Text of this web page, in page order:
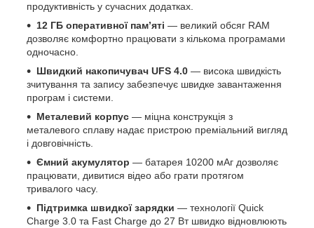
продуктивність у сучасних додатках.
12 ГБ оперативної пам’яті — великий обсяг RAM
дозволяє комфортно працювати з кількома програмами
одночасно.
Швидкий накопичувач UFS 4.0 — висока швидкість
зчитування та запису забезпечує швидке завантаження
програм і системи.
Металевий корпус — міцна конструкція з
металевого сплаву надає пристрою преміальний вигляд
і довговічність.
Ємний акумулятор — батарея 10200 мАг дозволяє
працювати, дивитися відео або грати протягом
тривалого часу.
Підтримка швидкої зарядки — технології Quick
Charge 3.0 та Fast Charge до 27 Вт швидко відновлюють